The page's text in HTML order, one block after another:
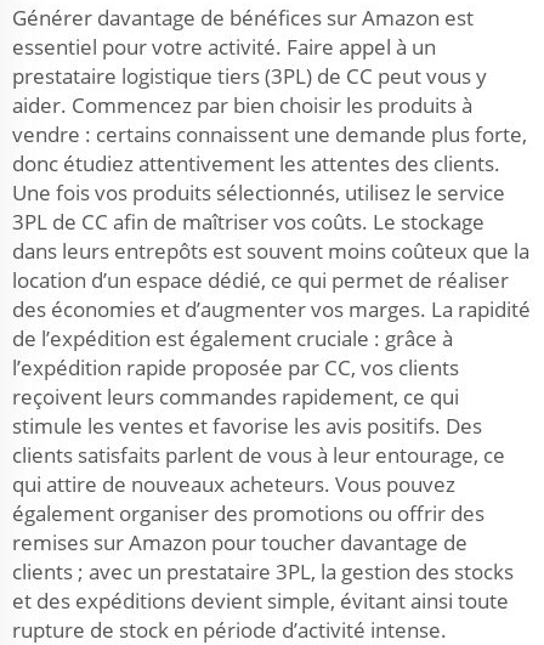
Générer davantage de bénéfices sur Amazon est
essentiel pour votre activité. Faire appel à un
prestataire logistique tiers (3PL) de CC peut vous y
aider. Commencez par bien choisir les produits à
vendre : certains connaissent une demande plus forte,
donc étudiez attentivement les attentes des clients.
Une fois vos produits sélectionnés, utilisez le service
3PL de CC afin de maîtriser vos coûts. Le stockage
dans leurs entrepôts est souvent moins coûteux que la
location d’un espace dédié, ce qui permet de réaliser
des économies et d’augmenter vos marges. La rapidité
de l’expédition est également cruciale : grâce à
l’expédition rapide proposée par CC, vos clients
reçoivent leurs commandes rapidement, ce qui
stimule les ventes et favorise les avis positifs. Des
clients satisfaits parlent de vous à leur entourage, ce
qui attire de nouveaux acheteurs. Vous pouvez
également organiser des promotions ou offrir des
remises sur Amazon pour toucher davantage de
clients ; avec un prestataire 3PL, la gestion des stocks
et des expéditions devient simple, évitant ainsi toute
rupture de stock en période d’activité intense.